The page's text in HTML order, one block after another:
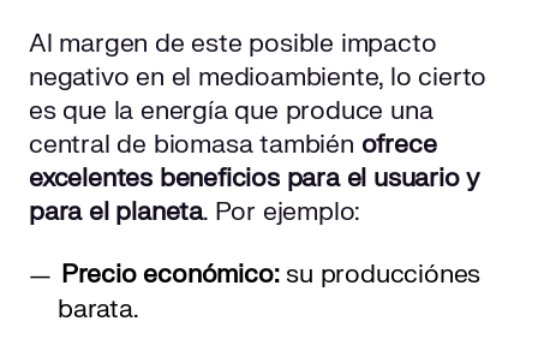
Al margen de este posible impacto
negativo en el medioambiente, lo cierto
es que la energía que produce una
central de biomasa también ofrece
excelentes beneficios para el usuario y
para el planeta. Por ejemplo:
Precio económico: su producciónes
barata.